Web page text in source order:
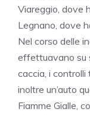
Viareggio, dove
Legnano, dove
Nel corso delle
effettuavano su
caccia, i
inoltre un’auto
Fiamme Gialle,